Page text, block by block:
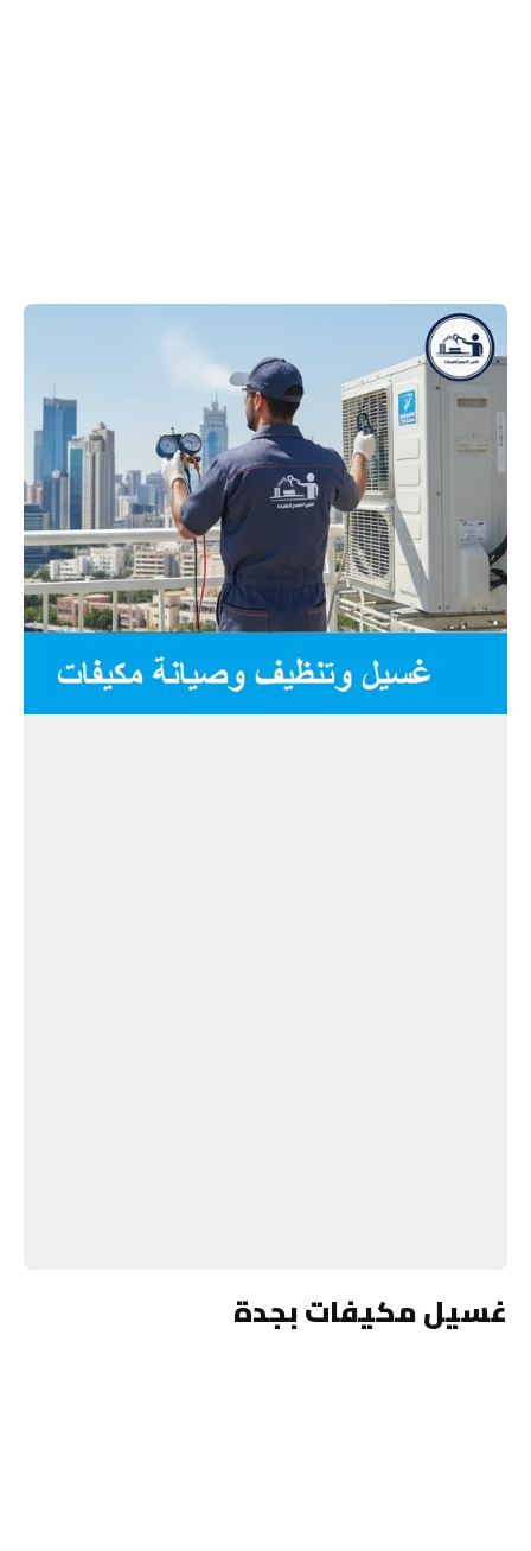
غسيل مكيفات بجدة